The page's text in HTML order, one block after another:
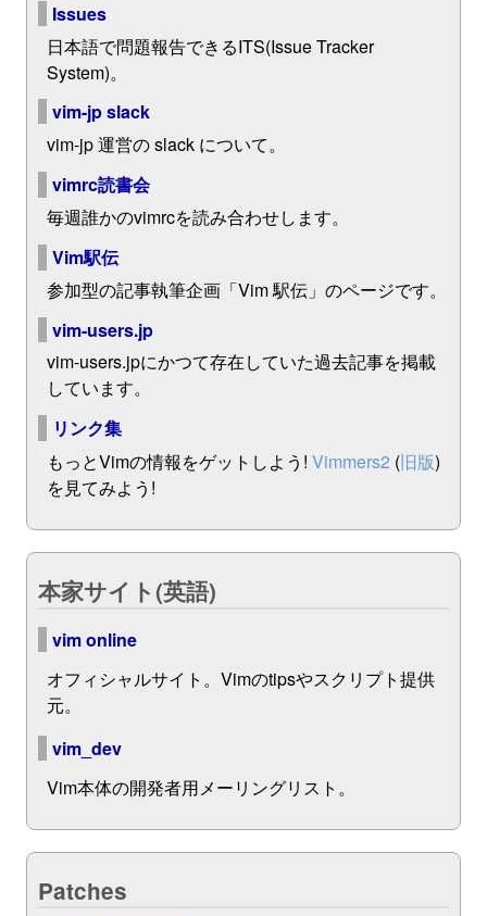
Issues
日本語で問題報告できるITS(Issue Tracker
System)。
vim-jp slack
vim-jp 運営の slack について。
vimrc読書会
毎週誰かのvimrcを読み合わせします。
Vim駅伝
参加型の記事執筆企画「Vim 駅伝」のページです。
vim-users.jp
vim-users.jpにかつて存在していた過去記事を掲載
しています。
リンク集
もっとVimの情報をゲットしよう! Vimmers2 (旧版)
を見てみよう!
本家サイト(英語)
vim online
オフィシャルサイト。Vimのtipsやスクリプト提供
元。
vim_dev
Vim本体の開発者用メーリングリスト。
Patches